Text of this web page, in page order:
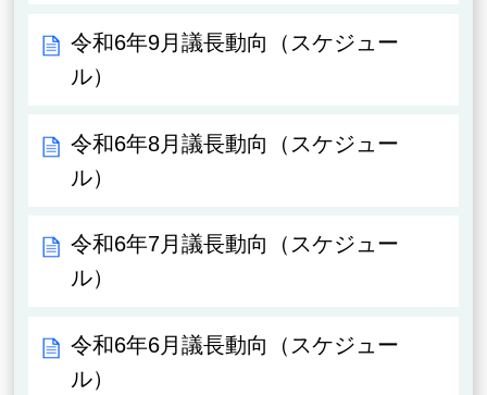
令和6年9月議長動向（スケジュー
ル）
令和6年8月議長動向（スケジュー
ル）
令和6年7月議長動向（スケジュー
ル）
令和6年6月議長動向（スケジュー
ル）